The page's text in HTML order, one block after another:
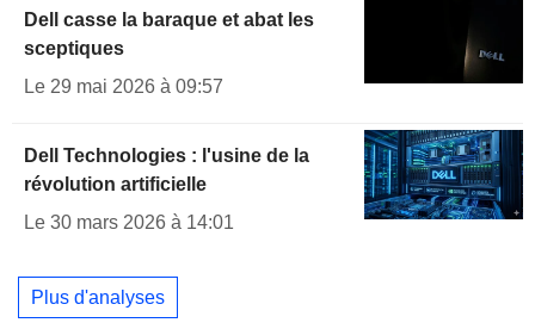
Dell casse la baraque et abat les
sceptiques
Le 29 mai 2026 à 09:57
Dell Technologies : l'usine de la
révolution artificielle
Le 30 mars 2026 à 14:01
Plus d'analyses